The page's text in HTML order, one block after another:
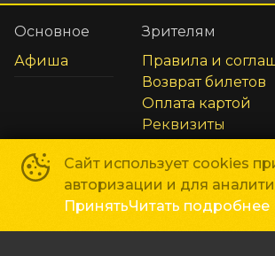
Сайт использует cookies
авторизации и для
ПринятьЧитать подробнее
Основное
Афиша
Зрителям
Правила и
Возврат билетов
Оплата картой
Реквизиты
Способы оплаты